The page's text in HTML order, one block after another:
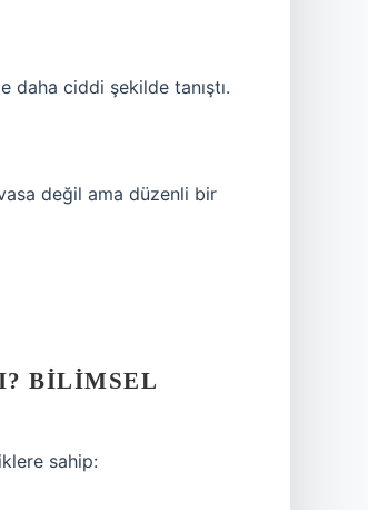
daha ciddi şekilde tanıştı.
değil ama düzenli bir
BILIMSEL
sahip: